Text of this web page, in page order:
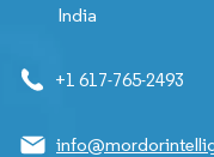
India
+1 617-765-2493